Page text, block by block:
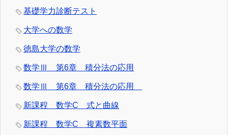
基礎学力診断テスト
大学への数学
徳島大学の数学
数学Ⅲ 第6章 積分法の応用
数学Ⅲ 第6章 積分法の応用
新課程 数学C 式と曲線
新課程 数学C 複素数平面